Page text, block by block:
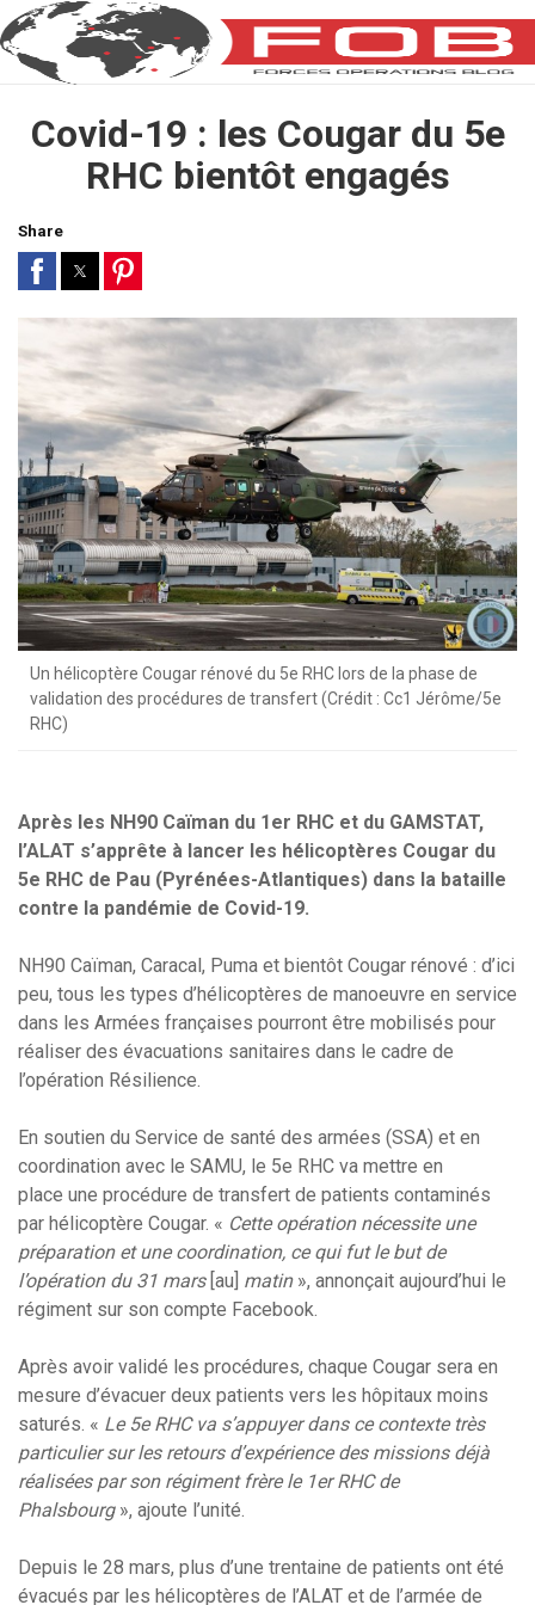
Covid-19 : les Cougar du 5e
RHC bientôt engagés
Share
Un hélicoptère Cougar rénové du 5e RHC lors de la phase de
validation des procédures de transfert (Crédit : Cc1 Jérôme/5e
RHC)
Après les NH90 Caïman du 1er RHC et du GAMSTAT,
l’ALAT s’apprête à lancer les hélicoptères Cougar du
5e RHC de Pau (Pyrénées-Atlantiques) dans la bataille
contre la pandémie de Covid-19.
NH90 Caïman, Caracal, Puma et bientôt Cougar rénové : d’ici
peu, tous les types d’hélicoptères de manoeuvre en service
dans les Armées françaises pourront être mobilisés pour
réaliser des évacuations sanitaires dans le cadre de
l’opération Résilience.
En soutien du Service de santé des armées (SSA) et en
coordination avec le SAMU, le 5e RHC va mettre en
place une procédure de transfert de patients contaminés
par hélicoptère Cougar. « Cette opération nécessite une
préparation et une coordination, ce qui fut le but de
l’opération du 31 mars[au] matin», annonçait aujourd’hui le
régiment sur son compte Facebook.
Après avoir validé les procédures, chaque Cougar sera en
mesure d’évacuer deux patients vers les hôpitaux moins
saturés. « Le 5e RHC va s’appuyer dans ce contexte très
particulier sur les retours d’expérience des missions déjà
réalisées par son régiment frère le 1er RHC de
Phalsbourg», ajoute l’unité.
Depuis le 28 mars, plus d’une trentaine de patients ont été
évacués par les hélicoptères de l’ALAT et de l’armée de